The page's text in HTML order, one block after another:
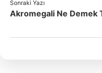
Sonraki Yazı
Akromegali Ne Demek